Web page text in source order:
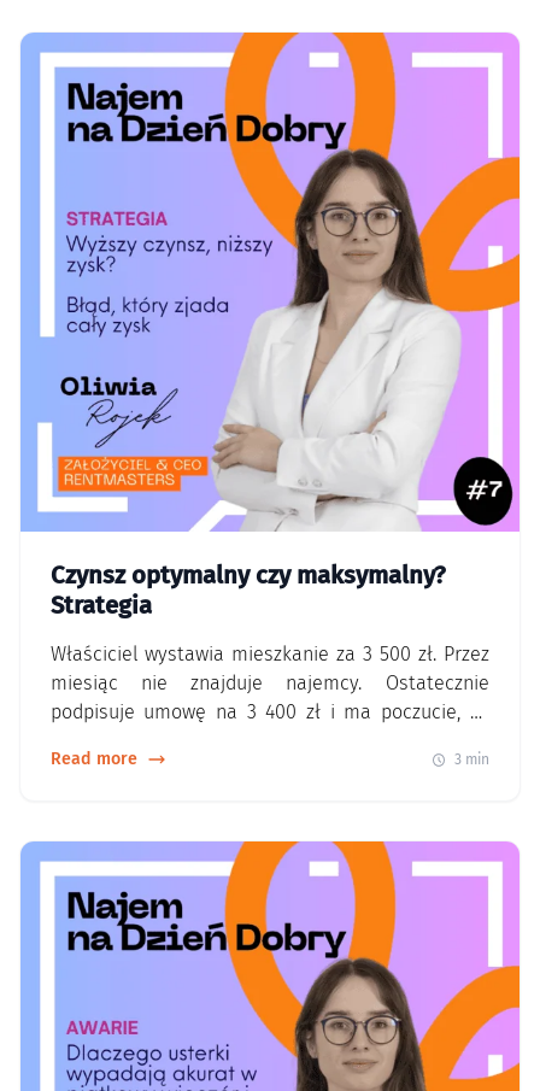
jak rozliczana będzie…
Czynsz optymalny czy maksymalny?
Strategia
Właściciel wystawia mieszkanie za 3 500 zł. Przez
miesiąc nie znajduje najemcy. Ostatecznie
podpisuje umowę na 3 400 zł i ma poczucie, że
Najwyższy czynsz nie zawsze oznacza najwyższy
pytanie brzmi: Ile mieszkanie zarobi w skali…
Read more 3 min